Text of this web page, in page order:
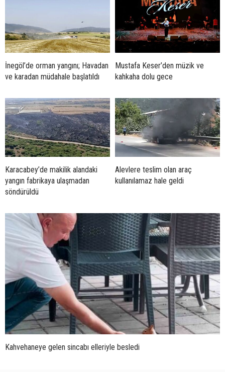
İnegöl’de orman yangını; Havadan
ve karadan müdahale başlatıldı
Mustafa Keser’den müzik ve
kahkaha dolu gece
Karacabey’de makilik alandaki
yangın fabrikaya ulaşmadan
söndürüldü
Alevlere teslim olan araç
kullanılamaz hale geldi
Kahvehaneye gelen sincabı elleriyle besledi